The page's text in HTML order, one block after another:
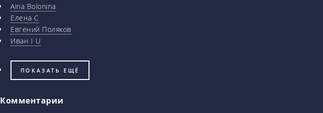
Aina Bolonina
Елена С
Евгений Поляков
Иван I U
ПОКАЗАТЬ ЕЩЁ
Комментарии